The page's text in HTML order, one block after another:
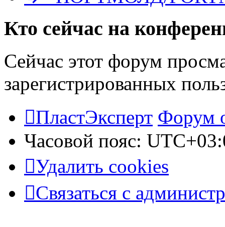
Кто сейчас на
Сейчас этот форум
зарегистрированных
ПластЭксперт Форум
Часовой пояс:
Удалить cookies
Связаться с